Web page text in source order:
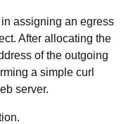
assigning an egress
After allocating the
of the outgoing
a simple curl
server.